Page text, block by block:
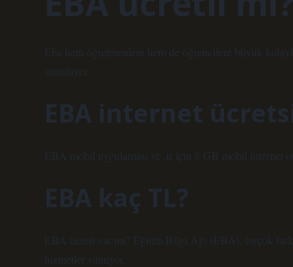
Eba hem öğretmenlere hem de öğrencilere büyük
sunuluyor.
EBA internet
EBA mobil uygulaması ve .tr için 8 GB mobil internet
EBA kaç TL?
EBA ücreti var mı? Eğitim Bilgi Ağı (EBA), birçok
hizmetler sunuyor.